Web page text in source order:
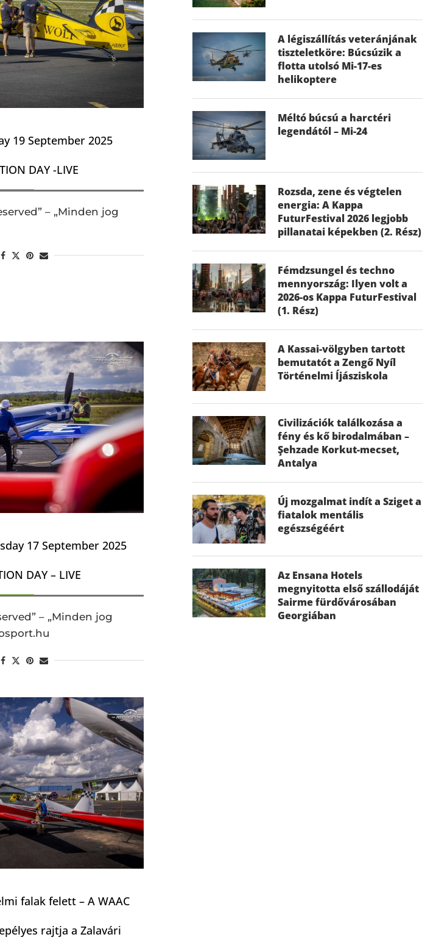
19 September 2025
DAY -LIVE
– „Minden jog
17 September 2025
DAY – LIVE
– „Minden jog
falak felett – A WAAC
rajtja a Zalavári
A légiszállítás veteránjának
tiszteletköre: Búcsúzik a
flotta utolsó Mi-17-es
helikoptere
Méltó búcsú a harctéri
legendától – Mi-24
Rozsda, zene és végtelen
energia: A Kappa
FuturFestival 2026 legjobb
pillanatai képekben (2. Rész)
Fémdzsungel és techno
mennyország: Ilyen volt a
2026-os Kappa FuturFestival
(1. Rész)
A Kassai-völgyben tartott
bemutatót a Zengő Nyíl
Történelmi Íjásziskola
Civilizációk találkozása a
fény és kő birodalmában –
Şehzade Korkut-mecset,
Antalya
Új mozgalmat indít a Sziget a
fiatalok mentális
egészségéért
Az Ensana Hotels
megnyitotta első szállodáját
Sairme fürdővárosában
Georgiában